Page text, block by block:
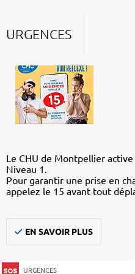
URGENCES
Le CHU de Montpellier
Niveau 1.
Pour garantir une prise en
appelez le 15 avant tout
EN SAVOIR PLUS
URGENCES